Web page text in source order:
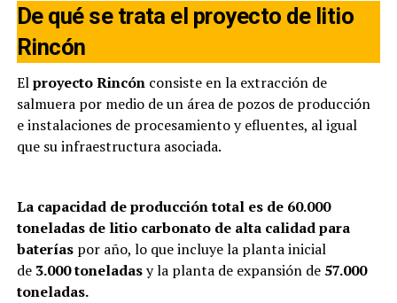
De qué se trata el proyecto de litio
Rincón
Elproyecto Rincónconsiste en la extracción de
salmuera por medio de un área de pozos de producción
e instalaciones de procesamiento y efluentes, al igual
que su infraestructura asociada.
La capacidad de producción total es de 60.000
toneladas de litio carbonato de alta calidad para
bateríaspor año, lo que incluye la planta inicial
de3.000 toneladasy la planta de expansión de57.000
toneladas.